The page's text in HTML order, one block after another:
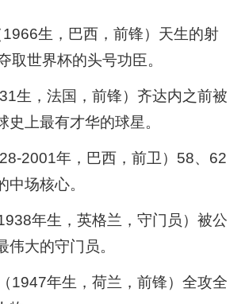
生，巴西，前锋）天生的射
取世界杯的头号功臣。
生，法国，前锋）齐达内之前被
史上最有才华的球星。
2001年，巴西，前卫）58、62
中场核心。
年生，英格兰，守门员）被公
伟大的守门员。
1947年生，荷兰，前锋）全攻全